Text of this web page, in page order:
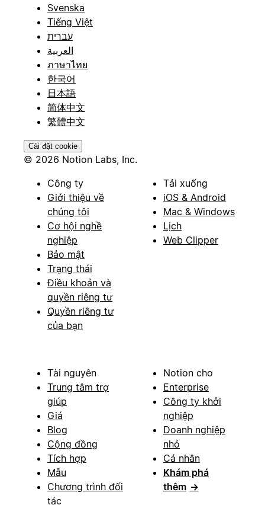
Svenska
Tiếng Việt
עברית
العربية
ภาษาไทย
한국어
日本語
简体中文
繁體中文
Cài đặt cookie
© 2026 Notion Labs, Inc.
Công ty
Giới thiệu về
chúng tôi
Cơ hội nghề
nghiệp
Bảo mật
Trạng thái
Điều khoản và
quyền riêng tư
Quyền riêng tư
của bạn
Tải xuống
iOS & Android
Mac & Windows
Lịch
Web Clipper
Tài nguyên
Trung tâm trợ
giúp
Giá
Blog
Cộng đồng
Tích hợp
Mẫu
Chương trình đối
tác
Notion cho
Enterprise
Công ty khởi
nghiệp
Doanh nghiệp
nhỏ
Cá nhân
Khám phá
thêm →